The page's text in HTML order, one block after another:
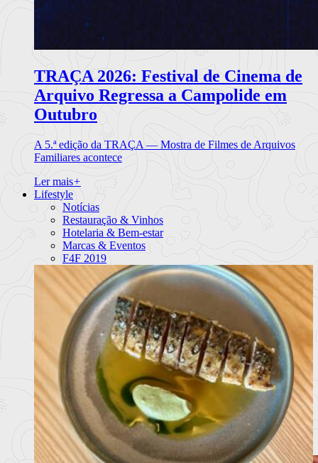
TRAÇA 2026: Festival de Cinema de
Arquivo Regressa a Campolide em
Outubro
A 5.ª edição da TRAÇA — Mostra de Filmes de Arquivos
Familiares acontece
Ler mais+
Lifestyle
Notícias
Restauração & Vinhos
Hotelaria & Bem-estar
Marcas & Eventos
F4F 2019